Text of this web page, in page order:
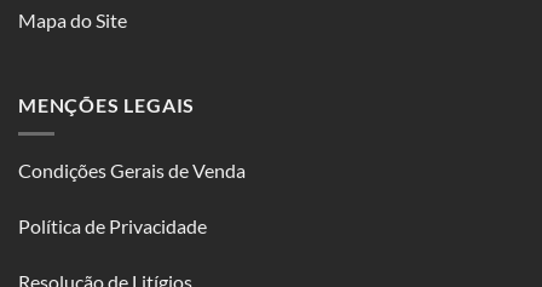
Mapa do Site
MENÇÕES LEGAIS
Condições Gerais de Venda
Política de Privacidade
Resolução de Litígios